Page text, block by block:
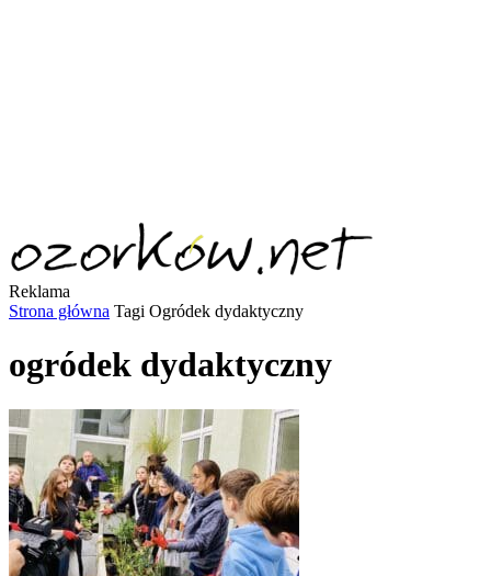
Reklama
Strona główna Tagi Ogródek dydaktyczny
ogródek dydaktyczny